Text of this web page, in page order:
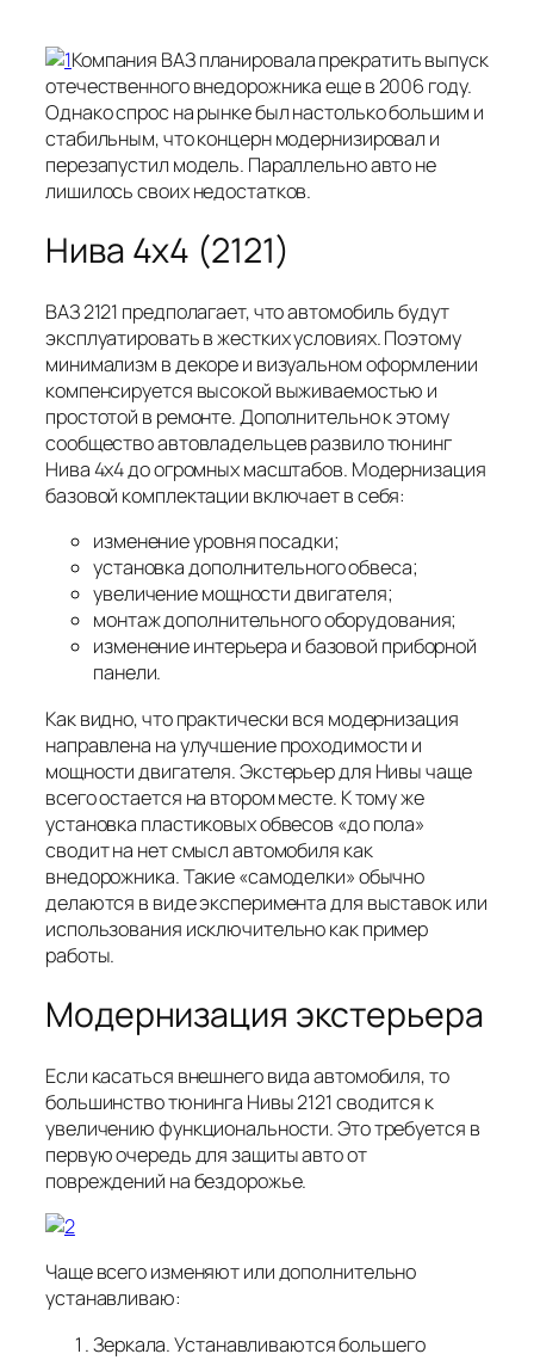
Компания ВАЗ планировала прекратить выпуск
отечественного внедорожника еще в 2006 году.
Однако спрос на рынке был настолько большим и
стабильным, что концерн модернизировал и
перезапустил модель. Параллельно авто не
лишилось своих недостатков.
Нива 4х4 (2121)
ВАЗ 2121 предполагает, что автомобиль будут
эксплуатировать в жестких условиях. Поэтому
минимализм в декоре и визуальном оформлении
компенсируется высокой выживаемостью и
простотой в ремонте. Дополнительно к этому
сообщество автовладельцев развило тюнинг
Нива 4х4 до огромных масштабов. Модернизация
базовой комплектации включает в себя:
изменение уровня посадки;
установка дополнительного обвеса;
увеличение мощности двигателя;
монтаж дополнительного оборудования;
изменение интерьера и базовой приборной
панели.
Как видно, что практически вся модернизация
направлена на улучшение проходимости и
мощности двигателя. Экстерьер для Нивы чаще
всего остается на втором месте. К тому же
установка пластиковых обвесов «до пола»
сводит на нет смысл автомобиля как
внедорожника. Такие «самоделки» обычно
делаются в виде эксперимента для выставок или
использования исключительно как пример
работы.
Модернизация экстерьера
Если касаться внешнего вида автомобиля, то
большинство тюнинга Нивы 2121 сводится к
увеличению функциональности. Это требуется в
первую очередь для защиты авто от
повреждений на бездорожье.
Чаще всего изменяют или дополнительно
устанавливаю:
Зеркала. Устанавливаются большего